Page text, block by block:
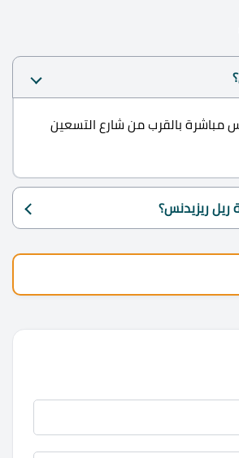
مباشرة بالقرب من شارع التسعين
ريل ريزيدنس؟